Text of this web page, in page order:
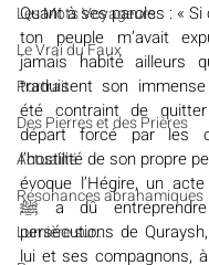
Les Mots Voyageurs
Le Vrai du Faux
Portrait
Des Pierres et des Prières
Actualité
Résonances abrahamiques
Lumière sur...
Quant à ses paroles : « Si
ton peuple m’avait
jamais habité ailleurs
traduisent son
été contraint de
départ forcé par les
l’hostilité de son propre
évoque l’Hégire, un
ﷺ a dû entreprendre à cause des
persécutions de
lui et ses compagnons,